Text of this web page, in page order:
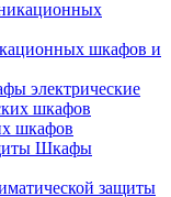
шкафов и
электрические
шкафов
Шкафы